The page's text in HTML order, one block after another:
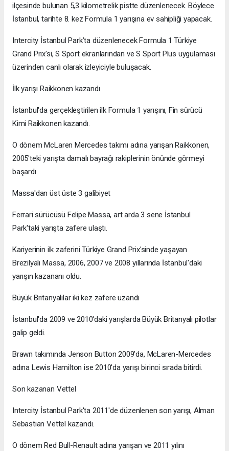
ilçesinde bulunan 5,3 kilometrelik pistte düzenlenecek. Böylece
İstanbul, tarihte 8. kez Formula 1 yarışına ev sahipliği yapacak.
Intercity İstanbul Park’ta düzenlenecek Formula 1 Türkiye
Grand Prix'si, S Sport ekranlarından ve S Sport Plus uygulaması
üzerinden canlı olarak izleyiciyle buluşacak.
İlk yarışı Raikkonen kazandı
İstanbul'da gerçekleştirilen ilk Formula 1 yarışını, Fin sürücü
Kimi Raikkonen kazandı.
O dönem McLaren Mercedes takımı adına yarışan Raikkonen,
2005'teki yarışta damalı bayrağı rakiplerinin önünde görmeyi
başardı.
Massa'dan üst üste 3 galibiyet
Ferrari sürücüsü Felipe Massa, art arda 3 sene İstanbul
Park'taki yarışta zafere ulaştı.
Kariyerinin ilk zaferini Türkiye Grand Prix'sinde yaşayan
Brezilyalı Massa, 2006, 2007 ve 2008 yıllarında İstanbul'daki
yarışın kazananı oldu.
Büyük Britanyalılar iki kez zafere uzandı
İstanbul'da 2009 ve 2010'daki yarışlarda Büyük Britanyalı pilotlar
galip geldi.
Brawn takımında Jenson Button 2009'da, McLaren-Mercedes
adına Lewis Hamilton ise 2010'da yarışı birinci sırada bitirdi.
Son kazanan Vettel
Intercity İstanbul Park'ta 2011'de düzenlenen son yarışı, Alman
Sebastian Vettel kazandı.
O dönem Red Bull-Renault adına yarışan ve 2011 yılını